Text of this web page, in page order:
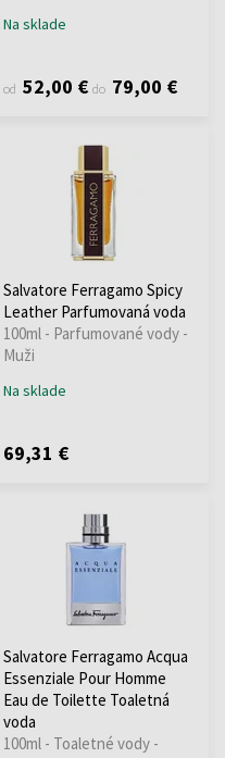
Na sklade
od 52,00 € do 79,00 €
Salvatore Ferragamo Spicy
Leather Parfumovaná voda
100ml - Parfumované vody -
Muži
Na sklade
69,31 €
Salvatore Ferragamo Acqua
Essenziale Pour Homme
Eau de Toilette Toaletná
voda
100ml - Toaletné vody -